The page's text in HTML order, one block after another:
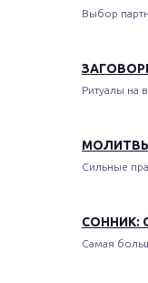
Выбор
Ритуалы на
Сильные
СОННИК:
Самая